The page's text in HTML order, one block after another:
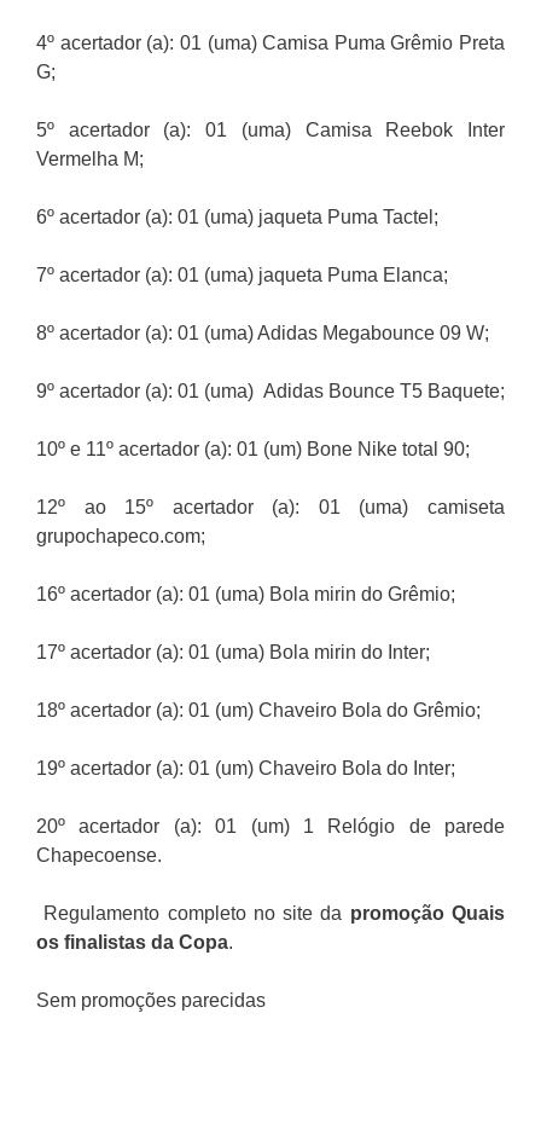
4º acertador (a): 01 (uma) Camisa Puma Grêmio Preta
G;
5º acertador (a): 01 (uma) Camisa Reebok Inter
Vermelha M;
6º acertador (a): 01 (uma) jaqueta Puma Tactel;
7º acertador (a): 01 (uma) jaqueta Puma Elanca;
8º acertador (a): 01 (uma) Adidas Megabounce 09 W;
9º acertador (a): 01 (uma) Adidas Bounce T5 Baquete;
10º e 11º acertador (a): 01 (um) Bone Nike total 90;
12º ao 15º acertador (a): 01 (uma) camiseta
grupochapeco.com;
16º acertador (a): 01 (uma) Bola mirin do Grêmio;
17º acertador (a): 01 (uma) Bola mirin do Inter;
18º acertador (a): 01 (um) Chaveiro Bola do Grêmio;
19º acertador (a): 01 (um) Chaveiro Bola do Inter;
20º acertador (a): 01 (um) 1 Relógio de parede
Chapecoense.
Regulamento completo no site da promoção Quais
os finalistas da Copa.
Sem promoções parecidas